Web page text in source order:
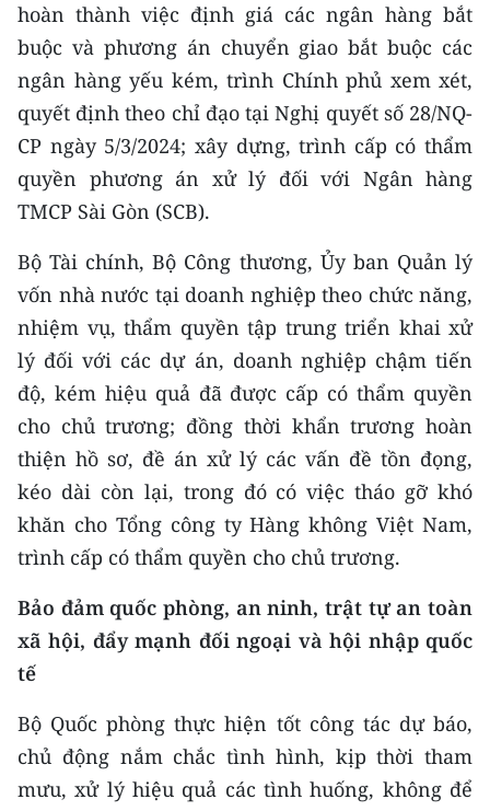
hoàn thành việc định giá các ngân hàng bắt
buộc và phương án chuyển giao bắt buộc các
ngân hàng yếu kém, trình Chính phủ xem xét,
quyết định theo chỉ đạo tại Nghị quyết số 28/NQ-
CP ngày 5/3/2024; xây dựng, trình cấp có thẩm
quyền phương án xử lý đối với Ngân hàng
TMCP Sài Gòn (SCB).
Bộ Tài chính, Bộ Công thương, Ủy ban Quản lý
vốn nhà nước tại doanh nghiệp theo chức năng,
nhiệm vụ, thẩm quyền tập trung triển khai xử
lý đối với các dự án, doanh nghiệp chậm tiến
độ, kém hiệu quả đã được cấp có thẩm quyền
cho chủ trương; đồng thời khẩn trương hoàn
thiện hồ sơ, đề án xử lý các vấn đề tồn đọng,
kéo dài còn lại, trong đó có việc tháo gỡ khó
khăn cho Tổng công ty Hàng không Việt Nam,
trình cấp có thẩm quyền cho chủ trương.
Bảo đảm quốc phòng, an ninh, trật tự an toàn
xã hội, đẩy mạnh đối ngoại và hội nhập quốc
tế
Bộ Quốc phòng thực hiện tốt công tác dự báo,
chủ động nắm chắc tình hình, kịp thời tham
mưu, xử lý hiệu quả các tình huống, không để